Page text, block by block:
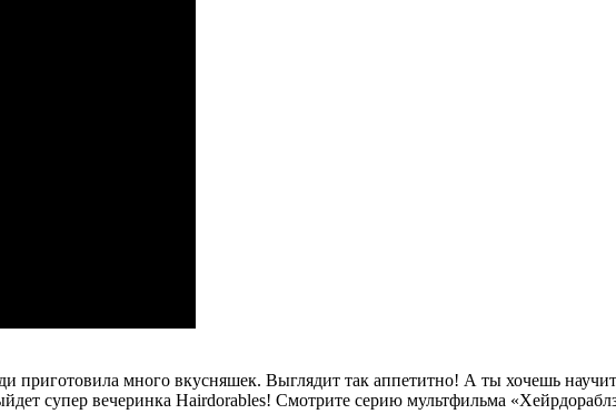
много вкусняшек. Выглядит так аппетитно! А ты хочешь
супер вечеринка Hairdorables! Смотрите серию мультфильма